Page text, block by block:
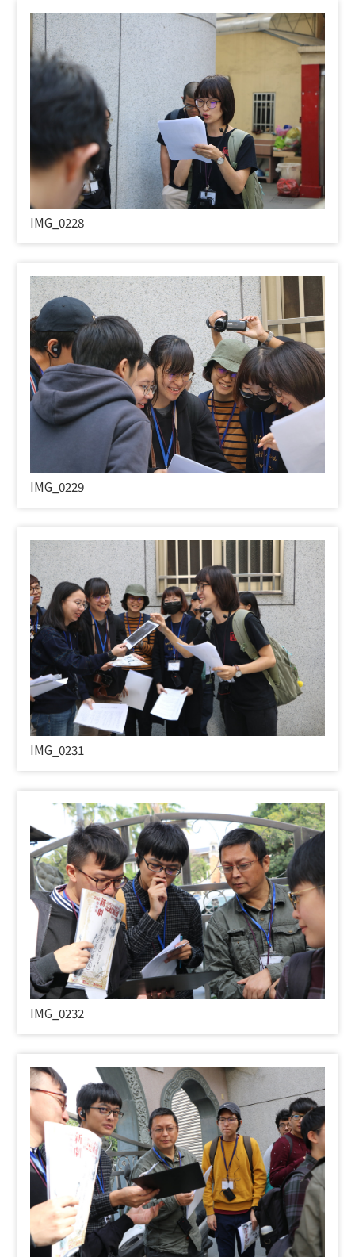
IMG_0228
IMG_0229
IMG_0231
IMG_0232